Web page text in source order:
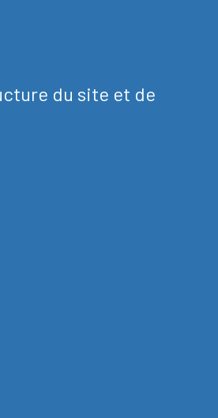
du site et de